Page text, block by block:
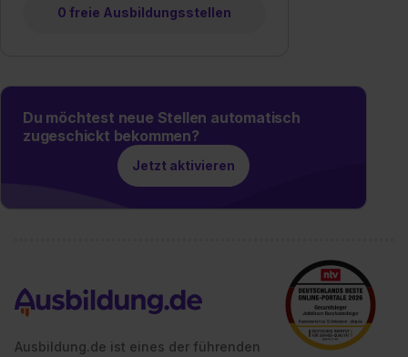
0 freie Ausbildungsstellen
Du möchtest neue Stellen automatisch
zugeschickt bekommen?
Jetzt aktivieren
Ausbildung.de ist eines der führenden